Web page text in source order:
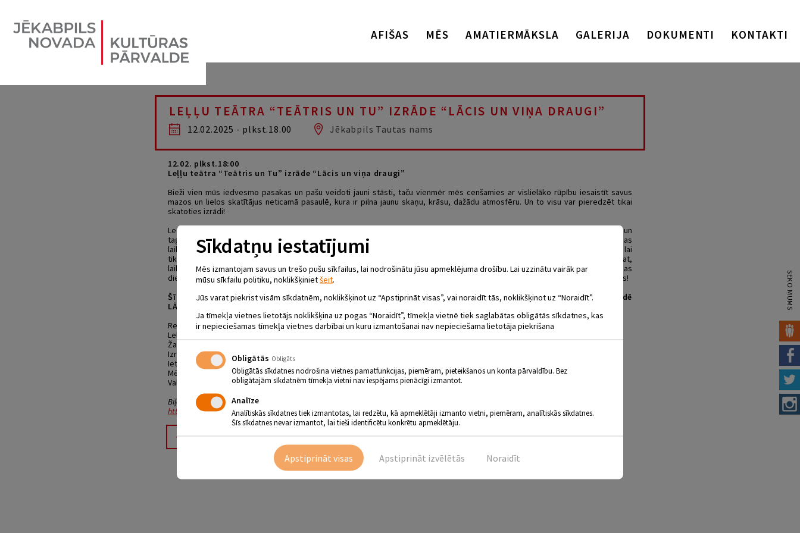
AFIŠAS MĒS AMATIERMĀKSLA GALERIJA DOKUMENTI KONTAKTI
LEĻĻU TEĀTRA “TEĀTRIS UN TU” IZRĀDE “LĀCIS UN VIŅA DRAUGI”
12.02.2025 - plkst.18.00 Jēkabpils Tautas nams
12.02. plkst.18:00
Leļļu teātra “Teātris un Tu” izrāde “Lācis un viņa draugi”
Bieži vien mūs iedvesmo pasakas un pašu veidoti jauni stāsti, taču vienmēr mēs cenšamies ar vislielāko rūpību iesaistīt savus
mazos un lielos skatītājus neticamā pasaulē, kura ir pilna jaunu skaņu, krāsu, dažādu atmosfēru. Un to visu var pieredzēt tikai
skatoties izrādi!
Leļļu izrāde LĀCIS UN VIŅA DRAUGI ir stāsts par Lāci, kurš ir ļoti čakls, apzinīgs un tālredzīgs lācis. Viņš ir strādājis visu vasaru un
tagad varētu mierīgi iet gulēt līdz pavasarim. Bet…Lācis nevar aizmigt un saprot, ka ir jāizdomā, par ko sapņot garajā gulēšanas
laikā. Un tā, Lācis dodas pie draugiem, lai uzzinātu, par ko sapņo viņi. Vispirms viņš dosies pie Sivēns, kur abi cīnīsies ar bitēm, lai
tiktu pie medus, kas padara saldākus sapņus! Tad viņi apciemos Trusi, kurš nu nemaz nebūs gaidījis tik ēdelīgus ciemiņus! Un skat,
laiks doties pie drauga Ēzelīša, kuram, izrādās, šodien ir dzimšanas diena! Tagad tikai jāatrod dāvana, jāsatiek Pūce un dzimšanas
diena būs izdevusies! Un skat, iedvesmojies no draugu sapņiem un piedzīvojumiem, nu Lācim ir skaidrs, par ko viņš tagad sapņos!
Šī izrāde ir domāta visiem – gan lieliem, gan maziem, jo kurš gan nezina mīļo, jauko Lāci? Tiekamies leļļu izrādē
LĀCIS UN VIŅA DRAUGI!
Režisors: Armands Ekštets
Lelles veidojuši: Animācijas studijas „Avārijas Brigāde” mākslinieki
Žanrs: leļļu izrāde vecākiem un bērniem
Izrādes ilgums: 45 min
Ieteicamais vecums: 2+
Mērķu auditorija: bērni pirmskolas un sākumskolas vecumā
Valoda: Latviešu
Biļetes “Biļešu paradīze” kasēs un internetā:
https://www.bilesuparadize.lv/lv/event/145845
Atpakaļ
SEKO MUMS
Sīkdatņu iestatījumi
Mēs izmantojam savus un trešo pušu sīkfailus, lai nodrošinātu jūsu apmeklējuma drošību. Lai uzzinātu vairāk par
mūsu sīkfailu politiku, noklikšķinietšeit.
Jūs varat piekrist visām sīkdatnēm, noklikšķinot uz “Apstiprināt visas”, vai noraidīt tās, noklikšķinot uz “Noraidīt”.
Ja tīmekļa vietnes lietotājs noklikšķina uz pogas “Noraidīt”, tīmekļa vietnē tiek saglabātas obligātās sīkdatnes, kas
ir nepieciešamas tīmekļa vietnes darbībai un kuru izmantošanai nav nepieciešama lietotāja piekrišana
Obligātās Obligāts
Obligātās sīkdatnes nodrošina vietnes pamatfunkcijas, piemēram, pieteikšanos un konta pārvaldību. Bez
obligātajām sīkdatnēm tīmekļa vietni nav iespējams pienācīgi izmantot.
Analīze
Analītiskās sīkdatnes tiek izmantotas, lai redzētu, kā apmeklētāji izmanto vietni, piemēram, analītiskās sīkdatnes.
Šīs sīkdatnes nevar izmantot, lai tieši identificētu konkrētu apmeklētāju.
Noraidīt
Apstiprināt izvēlētās
Apstiprināt visas